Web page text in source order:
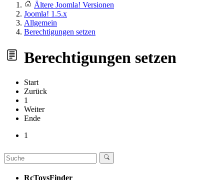
Ältere Joomla! Versionen
Joomla! 1.5.x
Allgemein
Berechtigungen setzen
Berechtigungen setzen
Start
Zurück
1
Weiter
Ende
1
RcToysFinder